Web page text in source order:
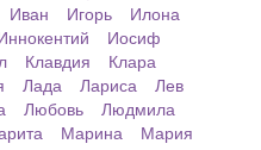
Иван Игорь
Илона
Иосиф
Клавдия
Клара
Лада Лариса
Лев
Любовь
Людмила
Марина
Мария